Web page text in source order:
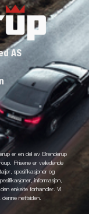
AS
er en del av Brenderup
Prisene er veiledende
spesifikasjoner og
informasjon,
enkelte forhandler. Vi
nettsiden.